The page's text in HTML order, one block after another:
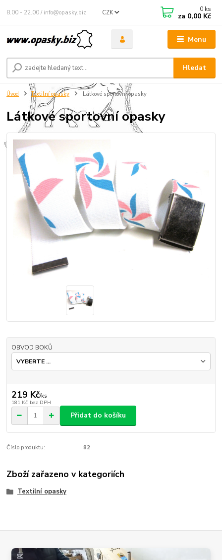
Menu
CZK
Hledat
8.00 - 22.00 / info@opasky.biz 0 ks
za 0,00 Kč
Úvod Textilní opasky Látkové sportovní opasky
Látkové sportovní opasky
OBVOD BOKŮ
219 Kč/ks
181 Kč bez DPH
Přidat do košíku
Číslo produktu: 82
Zboží zařazeno v kategoriích
Textilní opasky